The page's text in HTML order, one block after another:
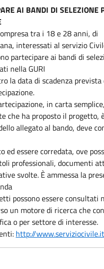
AI BANDI DI SELEZIONE
tra i 18 e 28 anni, di
interessati al servizio
partecipare ai bandi di
nella GURI
la data di scadenza prevista
in carta
che ha proposto il progetto,
allegato al bando, deve
ed essere corredata, ove
professionali, documenti
svolte. È ammessa la
possono essere consultati
un motore di ricerca che
o per settore di interesse.
http://